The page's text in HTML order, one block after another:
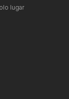
lugar